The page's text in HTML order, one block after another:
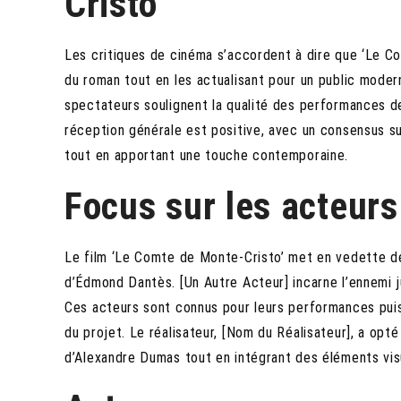
Les critiques de cinéma s’accordent à dire que ‘Le
du roman tout en les actualisant pour un public
spectateurs soulignent la qualité des performances
réception générale est positive, avec un consensus
tout en apportant une touche contemporaine.
Focus sur les
Le film ‘Le Comte de Monte-Cristo’ met en vedette
d’Édmond Dantès. [Un Autre Acteur] incarne
Ces acteurs sont connus pour leurs performances
du projet. Le réalisateur, [Nom du Réalisateur], a
d’Alexandre Dumas tout en intégrant des éléments